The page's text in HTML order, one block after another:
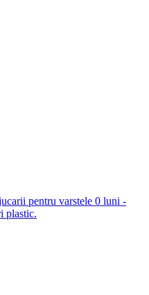
pentru varstele 0 luni -
plastic.